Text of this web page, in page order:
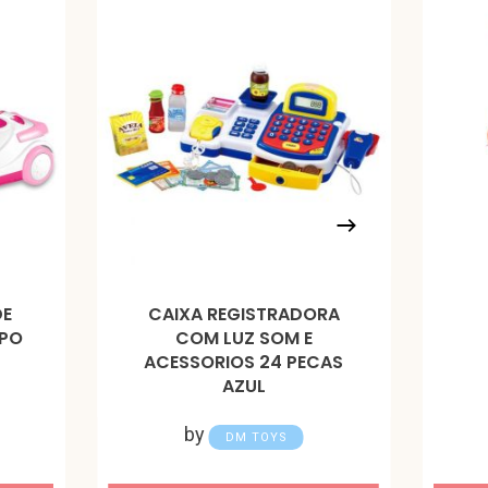
CAIXA REGISTRADORA
COM LUZ SOM E
ACESSORIOS 24 PECAS
AZUL
by DM TOYS